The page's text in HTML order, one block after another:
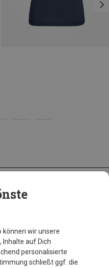
können wir unsere
Inhalte auf Dich
personalisierte
schließt ggf. die